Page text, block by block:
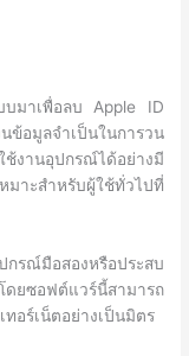
บมาเพื่อลบ Apple ID
อมูลจำเป็นในการวน
นอุปกรณ์ได้อย่างมี
มาะสำหรับผู้ใช้ทั่วไปที่
รณ์มือสองหรือประสบ
ยซอฟต์แวร์นี้สามารถ
อร์เน็ตอย่างเป็นมิตร